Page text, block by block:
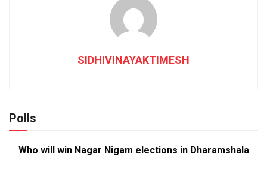
SIDHIVINAYAKTIMESH
Polls
Who will win Nagar Nigam elections in Dharamshala